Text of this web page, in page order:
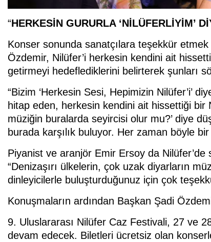
“HERKESİN GURURLA ‘NİLÜFERLİYİM’
Konser sonunda sanatçılara teşekkür
Özdemir, Nilüfer’i herkesin kendini ait
getirmeyi hedeflediklerini belirterek şunları
“Bizim ‘Herkesin Sesi, Hepimizin Nilüfer’i’
hitap eden, herkesin kendini ait hissettiği bir
müziğin buralarda seyircisi olur mu?’ diye
burada karşılık buluyor. Her zaman böyle
Piyanist ve aranjör Emir Ersoy da
“Denizaşırı ülkelerin, çok uzak diyarların
dinleyicilerle buluşturduğunuz için çok
Konuşmaların ardından Başkan Şadi
9. Uluslararası Nilüfer Caz Festivali, 27 ve
devam edecek. Biletleri ücretsiz olan